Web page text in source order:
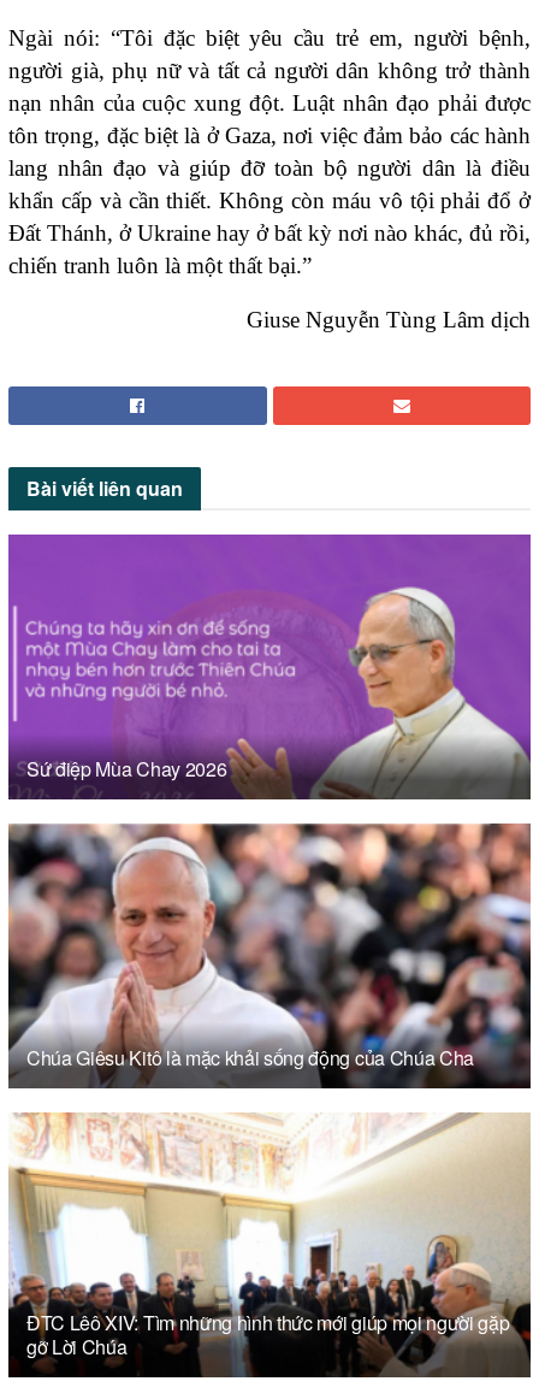
Ngài nói: “Tôi đặc biệt yêu cầu trẻ em, người bệnh,
người già, phụ nữ và tất cả người dân không trở thành
nạn nhân của cuộc xung đột. Luật nhân đạo phải được
tôn trọng, đặc biệt là ở Gaza, nơi việc đảm bảo các hành
lang nhân đạo và giúp đỡ toàn bộ người dân là điều
khẩn cấp và cần thiết. Không còn máu vô tội phải đổ ở
Đất Thánh, ở Ukraine hay ở bất kỳ nơi nào khác, đủ rồi,
chiến tranh luôn là một thất bại.”
Giuse Nguyễn Tùng Lâm dịch
Bài viết liên quan
Sứ điệp Mùa Chay 2026
Chúa Giêsu Kitô là mặc khải sống động của Chúa Cha
ĐTC Lêô XIV: Tìm những hình thức mới giúp mọi người gặp
gỡ Lời Chúa